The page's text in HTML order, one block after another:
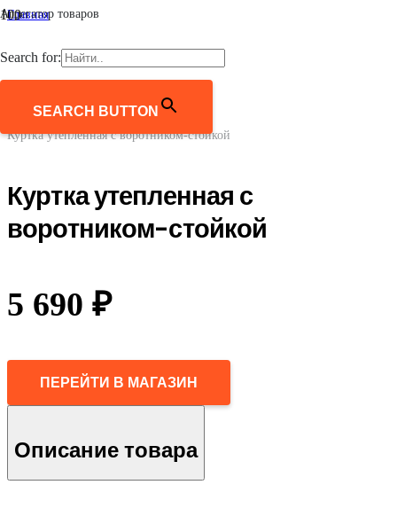
Агрегатор товаров
Search for:
SEARCH BUTTON
Главная
/
Куртки
Куртка утепленная с воротником-стойкой
Куртка утепленная с
воротником-стойкой
5 690 ₽
ПЕРЕЙТИ В МАГАЗИН
Описание товара